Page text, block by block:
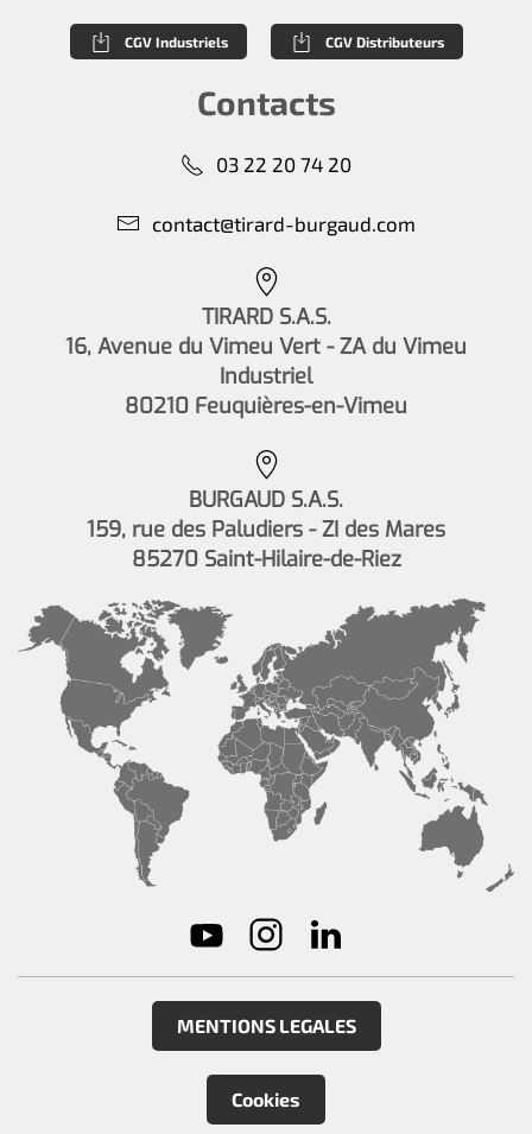
CGV Industriels CGV Distributeurs
Contacts
03 22 20 74 20
contact@tirard-burgaud.com
TIRARD S.A.S.
16, Avenue du Vimeu Vert - ZA du Vimeu
Industriel
80210 Feuquières-en-Vimeu
BURGAUD S.A.S.
159, rue des Paludiers - ZI des Mares
85270 Saint-Hilaire-de-Riez
MENTIONS LEGALES
Cookies